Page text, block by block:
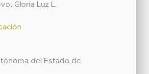
Gloria Luz L.
del Estado de